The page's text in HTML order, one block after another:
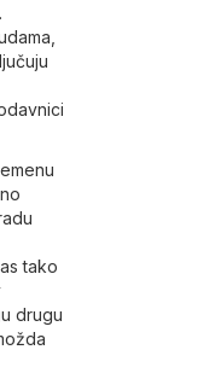
tako
drugu